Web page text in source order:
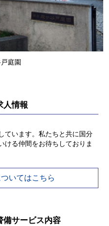
庭園
人情報
ています。私たちと共に国分
ける仲間をお待ちしておりま
いてはこちら
備サービス内容